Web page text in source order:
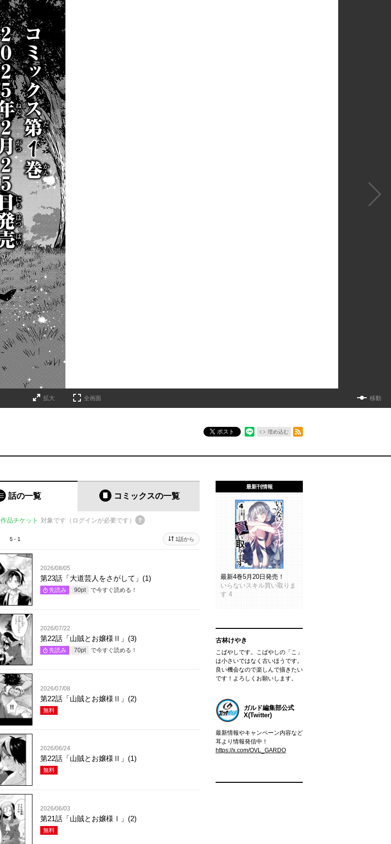
拡大 全画面 移動
ポスト 埋め込む
話の一覧 コミックスの一覧
作品チケット 対象です（ログインが必要です）
5 - 1 1話から
2026/08/05
第23話「大道芸人をさがして」(1)
先読み 90pt で今すぐ読める！
2026/07/22
第22話「山賊とお嬢様Ⅱ」(3)
先読み 70pt で今すぐ読める！
2026/07/08
第22話「山賊とお嬢様Ⅱ」(2)
無料
2026/06/24
第22話「山賊とお嬢様Ⅱ」(1)
無料
2026/06/03
第21話「山賊とお嬢様Ⅰ」(2)
無料
最新刊情報
最新4巻5月20日発売！
いらないスキル買い取りま
す 4
古林けやき
こばやしです。こばやしの「こ」
は小さいではなく古いほうです。
良い機会なので楽しんで描きたい
です！よろしくお願いします。
ガルド編集部公式
X(Twitter)
最新情報やキャンペーン内容など
耳より情報発信中！
https://x.com/OVL_GARDO